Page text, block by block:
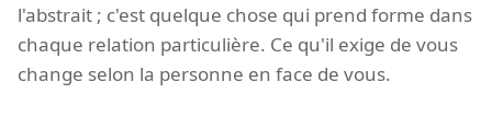
l'abstrait ; c'est quelque chose qui prend forme dans
chaque relation particulière. Ce qu'il exige de vous
change selon la personne en face de vous.